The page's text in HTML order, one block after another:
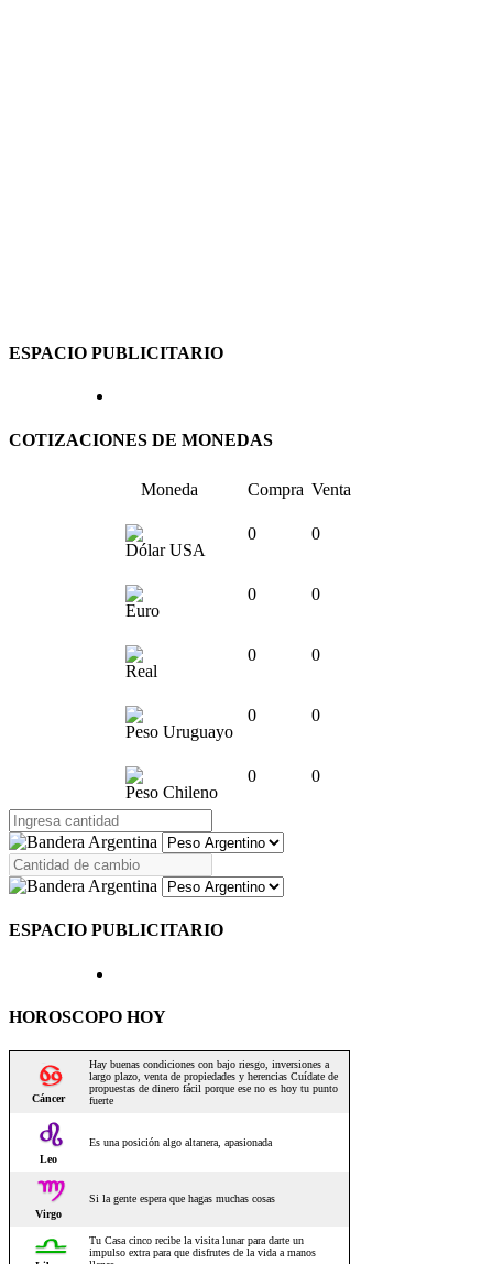
ESPACIO PUBLICITARIO
COTIZACIONES DE MONEDAS
Moneda Compra Venta
Dólar USA
0 0
Euro
0 0
Real
0 0
Peso Uruguayo
0 0
Peso Chileno
0 0
ESPACIO PUBLICITARIO
HOROSCOPO HOY